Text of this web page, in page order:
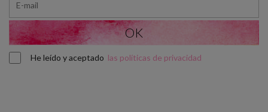
He leído y aceptado las políticas de privacidad